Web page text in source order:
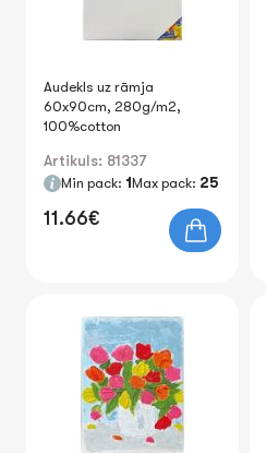
Audekls uz rāmja
60x90cm, 280g/m2,
100%cotton
Artikuls: 81337
Min pack: 1Max pack: 25
11.66€